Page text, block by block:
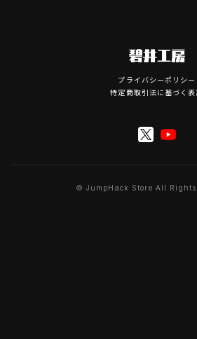
プライバシーポリシー
特定商取引法に基づく表
© JumpHack Store All Rights